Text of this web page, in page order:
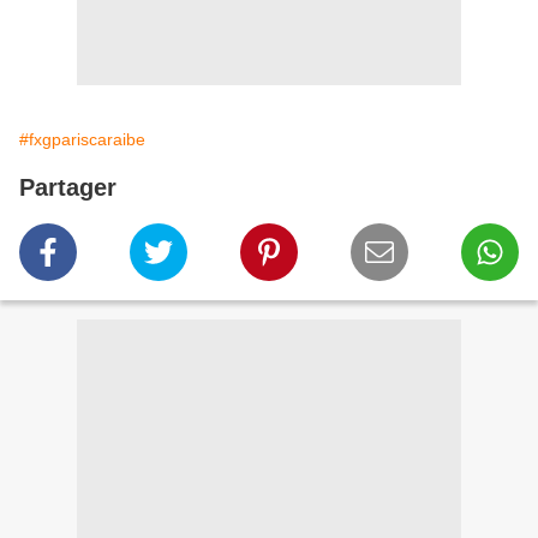
#fxgpariscaraibe
Partager